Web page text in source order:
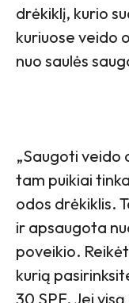
drėkiklį, kurio
kuriuose veido
nuo saulės
„Saugoti veido
tam puikiai
odos drėkiklis.
ir apsaugota
poveikio.
kurią
30 SPF. Jei